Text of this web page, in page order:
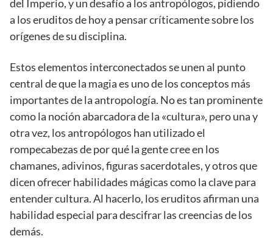
del Imperio, y un desafío a los antropólogos, pidiendo
a los eruditos de hoy a pensar críticamente sobre los
orígenes de su disciplina.
Estos elementos interconectados se unen al punto
central de que la magia es uno de los conceptos más
importantes de la antropología. No es tan prominente
como la noción abarcadora de la «cultura», pero una y
otra vez, los antropólogos han utilizado el
rompecabezas de por qué la gente cree en los
chamanes, adivinos, figuras sacerdotales, y otros que
dicen ofrecer habilidades mágicas como la clave para
entender cultura. Al hacerlo, los eruditos afirman una
habilidad especial para descifrar las creencias de los
demás.